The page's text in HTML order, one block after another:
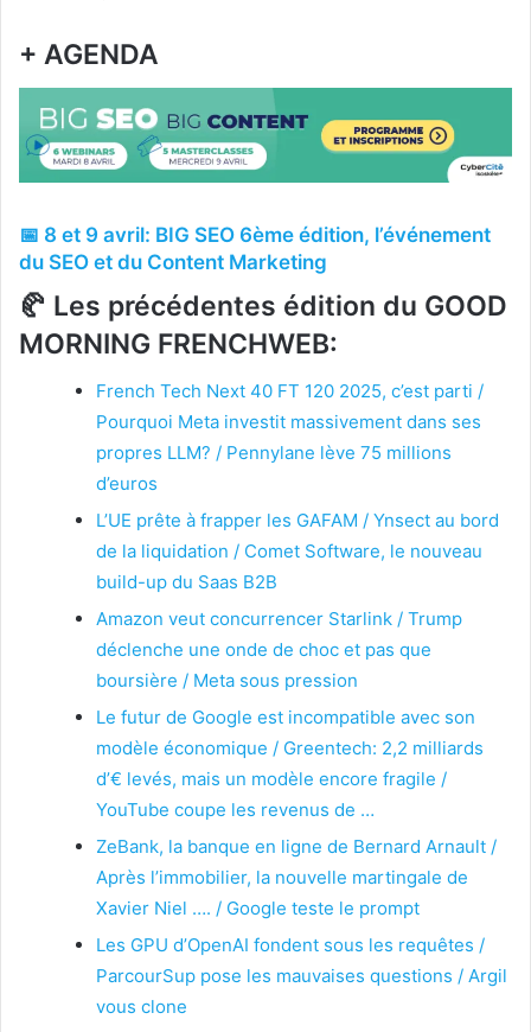
+ AGENDA
📅 8 et 9 avril: BIG SEO 6ème édition, l’événement
du SEO et du Content Marketing
🥐 Les précédentes édition du GOOD
MORNING FRENCHWEB:
French Tech Next 40 FT 120 2025, c’est parti /
Pourquoi Meta investit massivement dans ses
propres LLM? / Pennylane lève 75 millions
d’euros
L’UE prête à frapper les GAFAM / Ynsect au bord
de la liquidation / Comet Software, le nouveau
build-up du Saas B2B
Amazon veut concurrencer Starlink / Trump
déclenche une onde de choc et pas que
boursière / Meta sous pression
Le futur de Google est incompatible avec son
modèle économique / Greentech: 2,2 milliards
d’€ levés, mais un modèle encore fragile /
YouTube coupe les revenus de …
ZeBank, la banque en ligne de Bernard Arnault /
Après l’immobilier, la nouvelle martingale de
Xavier Niel …. / Google teste le prompt
Les GPU d’OpenAI fondent sous les requêtes /
ParcourSup pose les mauvaises questions / Argil
vous clone